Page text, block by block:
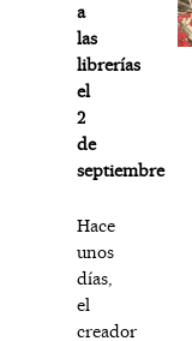
a
las
librerías
el
2
de
septiembre
Hace
unos
días,
el
creador